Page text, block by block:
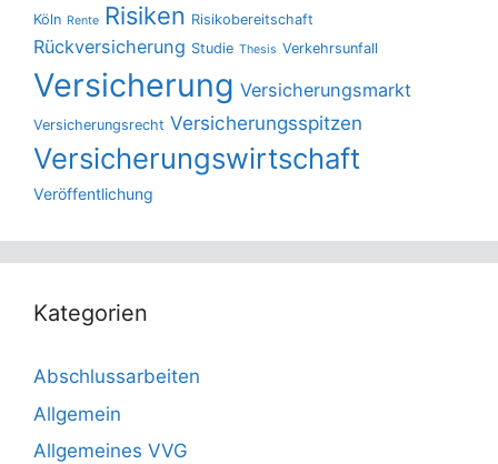
Köln Rente Risiken Risikobereitschaft
Rückversicherung Studie Thesis Verkehrsunfall
Versicherung Versicherungsmarkt
Versicherungsrecht Versicherungsspitzen
Versicherungswirtschaft
Veröffentlichung
Kategorien
Abschlussarbeiten
Allgemein
Allgemeines VVG